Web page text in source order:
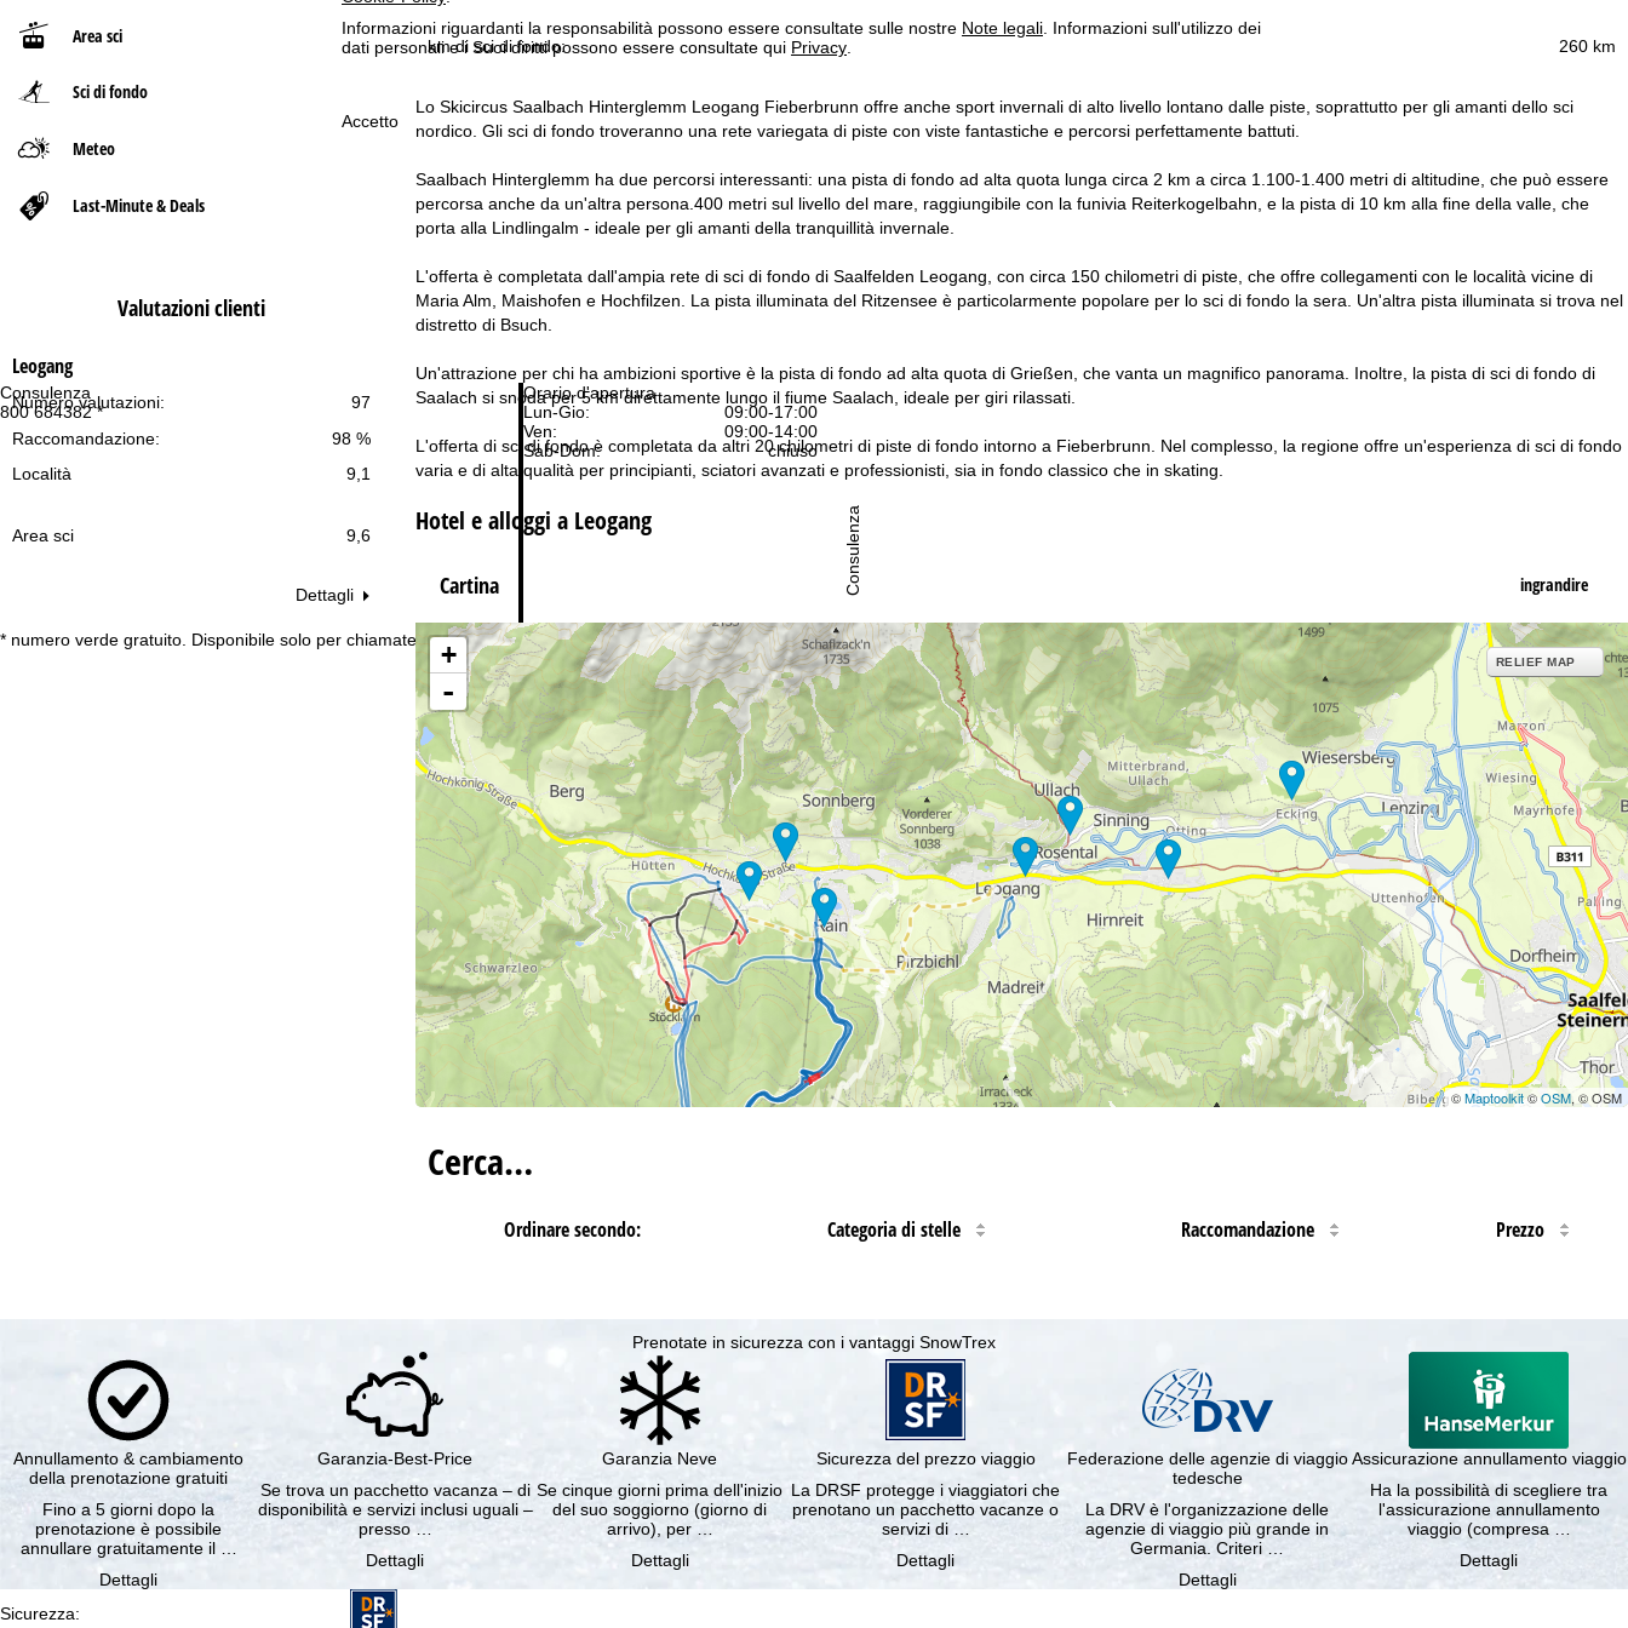
Informazioni riguardanti la responsabilità possono essere consultate sulle nostre Note legali . Informazioni sull'utilizzo dei
dati personali e i Suoi diritti possono essere consultate qui Privacy
Accetto
Consulenza
800 684382 *
* numero verde gratuito. Disponibile solo per chiamate dall’Italia
Orario d'apertura
Lun-Gio:
09:00-17:00
Ven:
09:00-14:00
Sab-Dom:
chiuso
Contattaci
Consulenza
Area sci
Sci di fondo
Meteo
Last-Minute & Deals
Valutazioni clienti
Leogang
97
Numero valutazioni:
98 %
Raccomandazione:
Località
9,1
Area sci 9,6
Dettagli
p
g
260 km
km di sci di fondo:
Lo Skicircus Saalbach Hinterglemm Leogang Fieberbrunn offre anche sport invernali di alto livello lontano dalle piste, soprattutto per gli amanti dello sci
nordico. Gli sci di fondo troveranno una rete variegata di piste con viste fantastiche e percorsi perfettamente battuti.
Saalbach Hinterglemm ha due percorsi interessanti: una pista di fondo ad alta quota lunga circa 2 km a circa 1.100-1.400 metri di altitudine, che può essere
percorsa anche da un'altra persona.400 metri sul livello del mare, raggiungibile con la funivia Reiterkogelbahn, e la pista di 10 km alla fine della valle, che
porta alla Lindlingalm - ideale per gli amanti della tranquillità invernale.
L'offerta è completata dall'ampia rete di sci di fondo di Saalfelden Leogang, con circa 150 chilometri di piste, che offre collegamenti con le località vicine di
Maria Alm, Maishofen e Hochfilzen. La pista illuminata del Ritzensee è particolarmente popolare per lo sci di fondo la sera. Un'altra pista illuminata si trova nel
distretto di Bsuch.
Un'attrazione per chi ha ambizioni sportive è la pista di fondo ad alta quota di Grießen, che vanta un magnifico panorama. Inoltre, la pista di sci di fondo di
Saalach si snoda per 5 km direttamente lungo il fiume Saalach, ideale per giri rilassati.
L'offerta di sci di fondo è completata da altri 20 chilometri di piste di fondo intorno a Fieberbrunn. Nel complesso, la regione offre un'esperienza di sci di fondo
varia e di alta qualità per principianti, sciatori avanzati e professionisti, sia in fondo classico che in skating.
Hotel e alloggi a Leogang
Cartina ingrandire
+
-
RELIEF MAP
©Maptoolkit©OSM, © OSM
Cerca…
Ordinare secondo: Categoria di stelle Raccomandazione Prezzo
Prenotate in sicurezza con i vantaggi SnowTrex
Annullamento & cambiamento
della prenotazione gratuiti
Fino a 5 giorni dopo la
prenotazione è possibile
annullare gratuitamente il …
Dettagli
Garanzia-Best-Price
Se trova un pacchetto vacanza – di
disponibilità e servizi inclusi uguali –
presso …
Dettagli
Garanzia Neve
Se cinque giorni prima dell'inizio
del suo soggiorno (giorno di
arrivo), per …
Dettagli
Sicurezza del prezzo viaggio
La DRSF protegge i viaggiatori che
prenotano un pacchetto vacanze o
servizi di …
Dettagli
Federazione delle agenzie di viaggio
tedesche
La DRV è l'organizzazione delle
agenzie di viaggio più grande in
Germania. Criteri …
Dettagli
Assicurazione annullamento viaggio
Ha la possibilità di scegliere tra
l'assicurazione annullamento
viaggio (compresa …
Dettagli
Sicurezza: